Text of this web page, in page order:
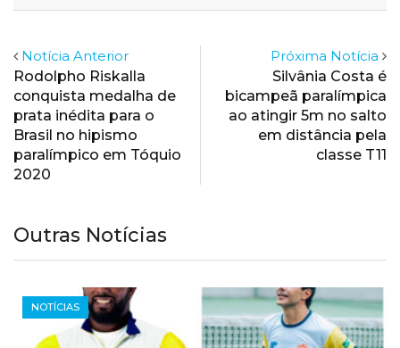
Notícia Anterior
Rodolpho Riskalla
conquista medalha de
prata inédita para o
Brasil no hipismo
paralímpico em Tóquio
2020
Próxima Notícia
Silvânia Costa é
bicampeã paralímpica
ao atingir 5m no salto
em distância pela
classe T11
Outras Notícias
PARALÍMPICOS